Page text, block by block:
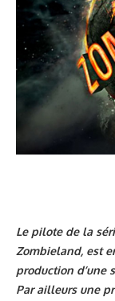
Le pilote de la
Zombieland, est
production d’une
Par ailleurs une